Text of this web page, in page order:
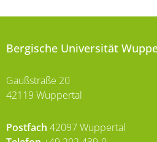
Bergische Universität
Gaußstraße 20
42119 Wuppertal
Postfach 42097 Wuppertal